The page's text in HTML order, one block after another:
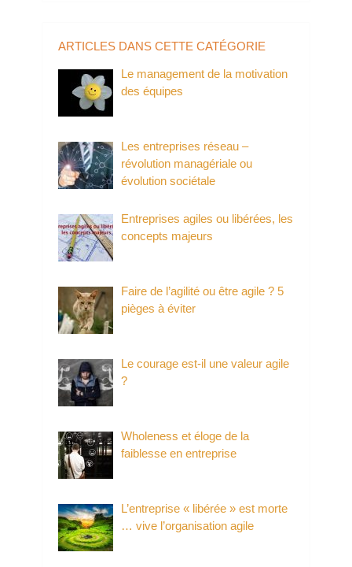
ARTICLES DANS CETTE CATÉGORIE
Le management de la motivation
des équipes
Les entreprises réseau –
révolution managériale ou
évolution sociétale
Entreprises agiles ou libérées, les
concepts majeurs
Faire de l’agilité ou être agile ? 5
pièges à éviter
Le courage est-il une valeur agile
?
Wholeness et éloge de la
faiblesse en entreprise
L’entreprise « libérée » est morte
… vive l’organisation agile